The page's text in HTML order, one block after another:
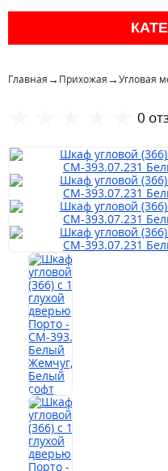
Кухня
Гостиная
Мягкая мебель
Шкафы
Спальня
Детская
Прихожая
Главная→ Прихожая→Угловая
0